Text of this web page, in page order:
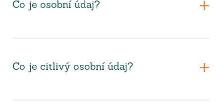
Co je osobní údaj?
Co je citlivý osobní údaj?